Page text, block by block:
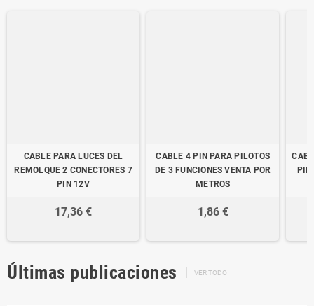
CABLE PARA LUCES DEL
REMOLQUE 2 CONECTORES 7
PIN 12V
17,36 €
CABLE 4 PIN PARA PILOTOS
DE 3 FUNCIONES VENTA POR
METROS
1,86 €
Últimas publicaciones VER TODO